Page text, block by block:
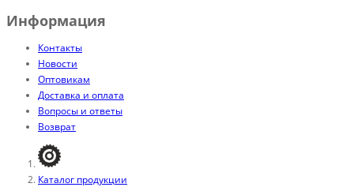
Информация
Контакты
Новости
Оптовикам
Доставка и оплата
Вопросы и ответы
Возврат
Каталог продукции